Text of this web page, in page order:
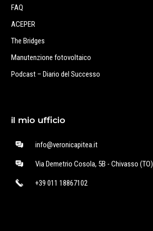
FAQ
ACEPER
The Bridges
Manutenzione fotovoltaico
Podcast – Diario del Successo
il mio ufficio
info@veronicapitea.it
Via Demetrio Cosola, 5B - Chivasso (TO)
+39 011 18867102